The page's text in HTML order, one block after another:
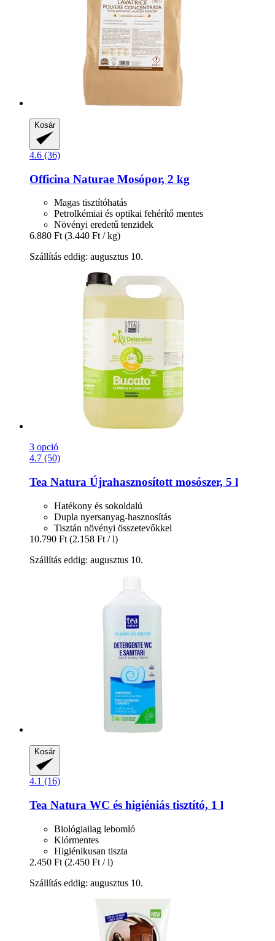
Kosár
4.6 (36)
Officina Naturae Mosópor, 2 kg
Magas tisztítóhatás
Petrolkémiai és optikai fehérítő mentes
Növényi eredetű tenzidek
6.880 Ft (3.440 Ft / kg)
Szállítás eddig: augusztus 10.
3 opció
4.7 (50)
Tea Natura Újrahasznosított mosószer, 5 l
Hatékony és sokoldalú
Dupla nyersanyag-hasznosítás
Tisztán növényi összetevőkkel
10.790 Ft (2.158 Ft / l)
Szállítás eddig: augusztus 10.
Kosár
4.1 (16)
Tea Natura WC és higiéniás tisztító, 1 l
Biológiailag lebomló
Klórmentes
Higiénikusan tiszta
2.450 Ft (2.450 Ft / l)
Szállítás eddig: augusztus 10.